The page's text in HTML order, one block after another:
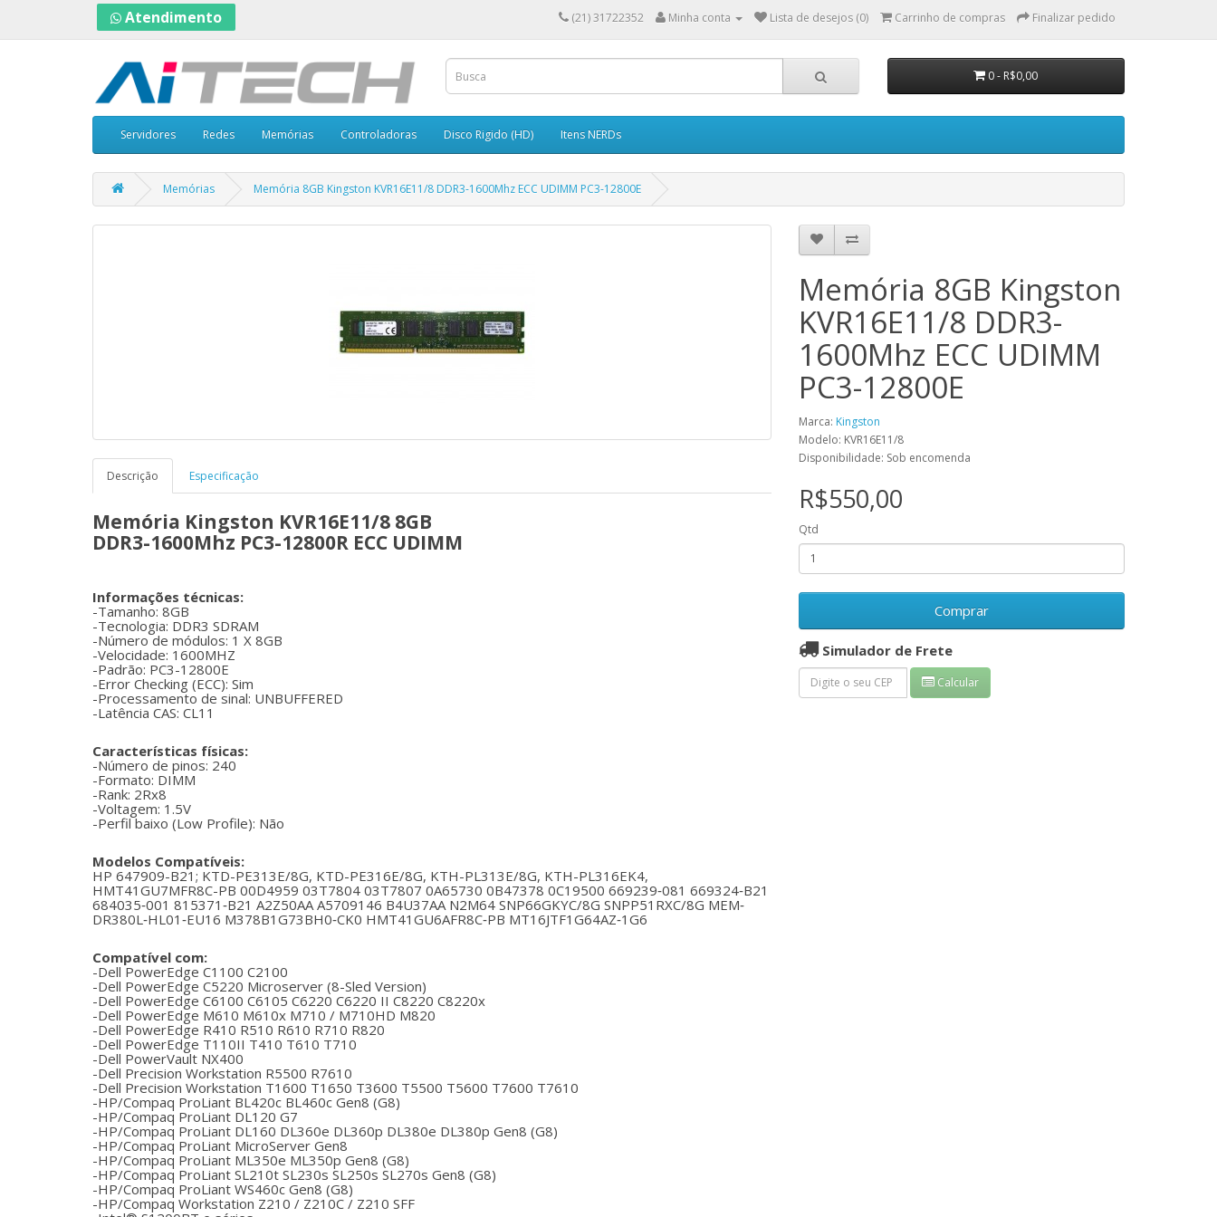
Atendimento (21) 31722352 Minha conta Lista de desejos (0) Carrinho de compras Finalizar pedido
0 - R$0,00
Servidores Redes Memórias Controladoras Disco Rigido (HD) Itens NERDs
Memórias Memória 8GB Kingston KVR16E11/8 DDR3-1600Mhz ECC UDIMM PC3-12800E
Descrição Especificação
Memória Kingston KVR16E11/8 8GB
DDR3-1600Mhz PC3-12800R ECC UDIMM
Informações técnicas:
-Tamanho: 8GB
-Tecnologia: DDR3 SDRAM
-Número de módulos: 1 X 8GB
-Velocidade: 1600MHZ
-Padrão: PC3-12800E
-Error Checking (ECC): Sim
-Processamento de sinal: UNBUFFERED
-Latência CAS: CL11
Características físicas:
-Número de pinos: 240
-Formato: DIMM
-Rank: 2Rx8
-Voltagem: 1.5V
-Perfil baixo (Low Profile): Não
Modelos Compatíveis:
HP 647909-B21; KTD-PE313E/8G, KTD-PE316E/8G, KTH-PL313E/8G, KTH-PL316EK4,
HMT41GU7MFR8C-PB 00D4959 03T7804 03T7807 0A65730 0B47378 0C19500 669239‐081 669324‐B21
684035‐001 815371‐B21 A2Z50AA A5709146 B4U37AA N2M64 SNP66GKYC/8G SNPP51RXC/8G MEM‐
DR380L‐HL01‐EU16 M378B1G73BH0‐CK0 HMT41GU6AFR8C‐PB MT16JTF1G64AZ‐1G6
Compatível com:
-Dell PowerEdge C1100 C2100
-Dell PowerEdge C5220 Microserver (8-Sled Version)
-Dell PowerEdge C6100 C6105 C6220 C6220 II C8220 C8220x
-Dell PowerEdge M610 M610x M710 / M710HD M820
-Dell PowerEdge R410 R510 R610 R710 R820
-Dell PowerEdge T110II T410 T610 T710
-Dell PowerVault NX400
-Dell Precision Workstation R5500 R7610
-Dell Precision Workstation T1600 T1650 T3600 T5500 T5600 T7600 T7610
-HP/Compaq ProLiant BL420c BL460c Gen8 (G8)
-HP/Compaq ProLiant DL120 G7
-HP/Compaq ProLiant DL160 DL360e DL360p DL380e DL380p Gen8 (G8)
-HP/Compaq ProLiant MicroServer Gen8
-HP/Compaq ProLiant ML350e ML350p Gen8 (G8)
-HP/Compaq ProLiant SL210t SL230s SL250s SL270s Gen8 (G8)
-HP/Compaq ProLiant WS460c Gen8 (G8)
-HP/Compaq Workstation Z210 / Z210C / Z210 SFF
Memória 8GB Kingston
KVR16E11/8 DDR3-
1600Mhz ECC UDIMM
PC3-12800E
Marca: Kingston
Modelo: KVR16E11/8
Disponibilidade: Sob encomenda
R$550,00
Qtd
Comprar
Simulador de Frete
Calcular